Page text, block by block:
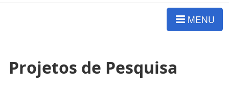
MENU
Projetos de Pesquisa